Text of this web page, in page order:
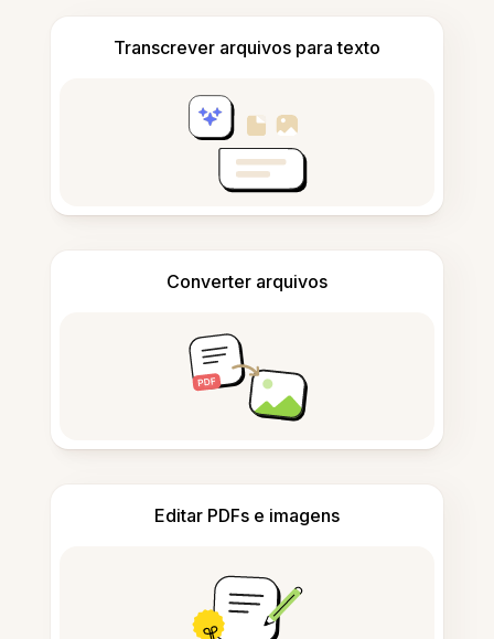
Transcrever arquivos para texto
Converter arquivos
Editar PDFs e imagens